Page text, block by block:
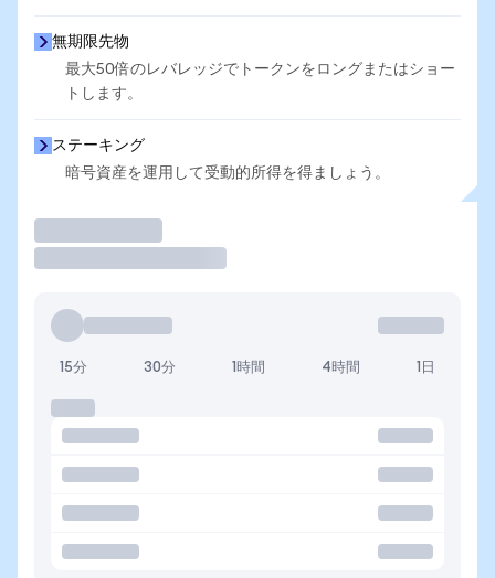
無期限先物
最大50倍のレバレッジでトークンをロングまたはショー
トします。
ステーキング
暗号資産を運用して受動的所得を得ましょう。
15分 30分 1時間 4時間 1日